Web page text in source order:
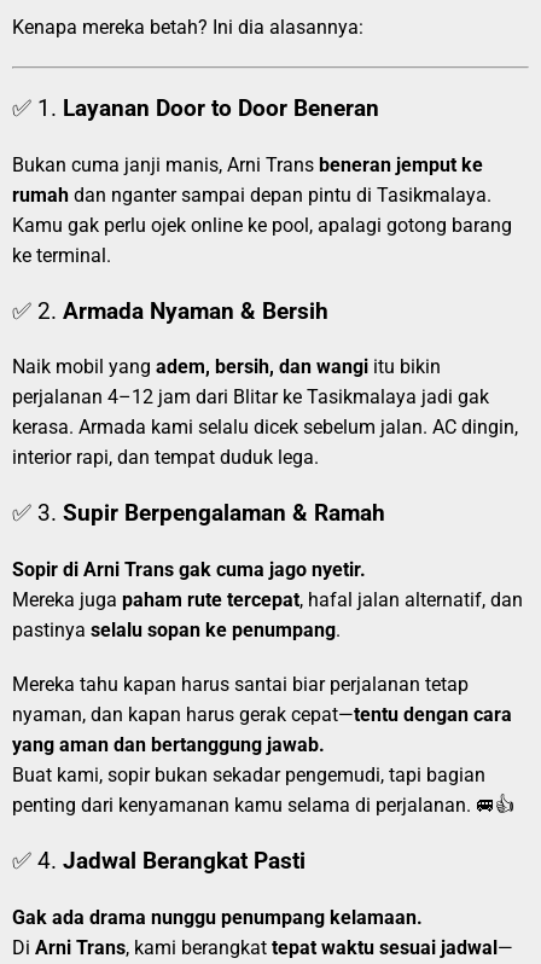
Kenapa mereka betah? Ini dia alasannya:
✅ 1. Layanan Door to Door Beneran
Bukan cuma janji manis, Arni Trans beneran jemput ke
rumah dan nganter sampai depan pintu di Tasikmalaya.
Kamu gak perlu ojek online ke pool, apalagi gotong barang
ke terminal.
✅ 2. Armada Nyaman & Bersih
Naik mobil yang adem, bersih, dan wangi itu bikin
perjalanan 4–12 jam dari Blitar ke Tasikmalaya jadi gak
kerasa. Armada kami selalu dicek sebelum jalan. AC dingin,
interior rapi, dan tempat duduk lega.
✅ 3. Supir Berpengalaman & Ramah
Sopir di Arni Trans gak cuma jago nyetir.
Mereka juga paham rute tercepat, hafal jalan alternatif, dan
pastinya selalu sopan ke penumpang.
Mereka tahu kapan harus santai biar perjalanan tetap
nyaman, dan kapan harus gerak cepat—tentu dengan cara
yang aman dan bertanggung jawab.
Buat kami, sopir bukan sekadar pengemudi, tapi bagian
penting dari kenyamanan kamu selama di perjalanan. 🚐👍
✅ 4. Jadwal Berangkat Pasti
Gak ada drama nunggu penumpang kelamaan.
Di Arni Trans, kami berangkat tepat waktu sesuai jadwal—